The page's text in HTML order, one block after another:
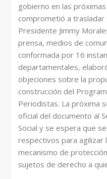
gobierno en las
comprometió a trasladar
Presidente Jimmy
prensa, medios de
conformada por 16
departamentales,
objeciones sobre la
construcción del
Periodistas. La próxima
oficial del documento al
Social y se espera que
respectivos para agilizar
mecanismo de
sujetos de derecho a